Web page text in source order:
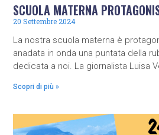
SCUOLA MATERNA
20 Settembre 2024
La nostra scuola materna è
anadata in onda una puntata della
dedicata a noi. La giornalista Luisa
Scopri di più »